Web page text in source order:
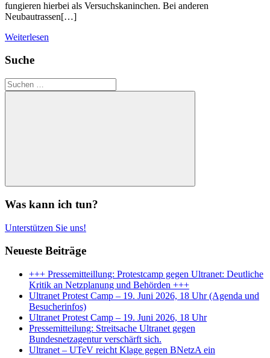
fungieren hierbei als Versuchskaninchen. Bei anderen
Neubautrassen[…]
Weiterlesen
Suche
Suchen
nach:
Suchen
Was kann ich tun?
Unterstützen Sie uns!
Neueste Beiträge
+++ Pressemitteillung: Protestcamp gegen Ultranet: Deutliche
Kritik an Netzplanung und Behörden +++
Ultranet Protest Camp – 19. Juni 2026, 18 Uhr (Agenda und
Besucherinfos)
Ultranet Protest Camp – 19. Juni 2026, 18 Uhr
Pressemitteilung: Streitsache Ultranet gegen
Bundesnetzagentur verschärft sich.
Ultranet – UTeV reicht Klage gegen BNetzA ein